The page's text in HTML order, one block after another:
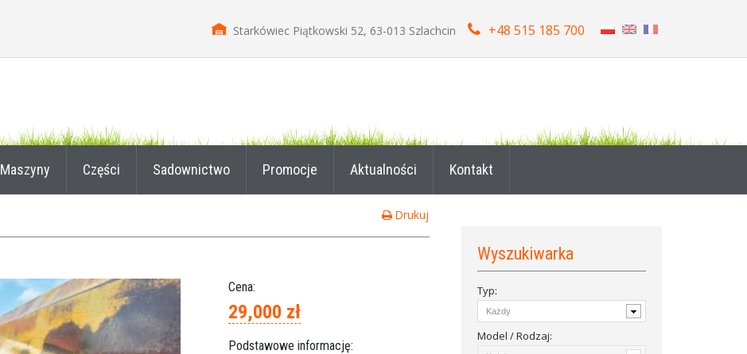
Starkówiec Piątkowski 52, 63-013 Szlachcin +48 515 185 700
Maszyny Części Sadownictwo Promocje Aktualności Kontakt
Drukuj
Cena:
29,000 zł
Podstawowe informację:
Wyszukiwarka
Typ:
Model / Rodzaj: